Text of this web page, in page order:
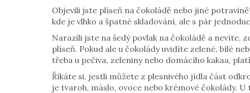
Objevili jste plíseň na čokoládě nebo jiné
kde je vlhko a špatné skladování, ale s pár
Narazili jste na šedý povlak na čokoládě a nevíte,
plíseň. Pokud ale u čokolády uvidíte zelené, bílé
třeba u pečiva, zeleniny nebo domácího kakaa,
Říkáte si, jestli můžete z plesnivého jídla část
je tvaroh, máslo, ovoce nebo krémové čokolády.